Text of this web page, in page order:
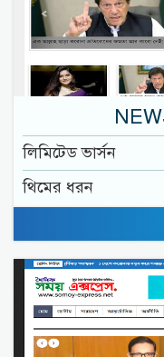
লিমিটেড ভার্সন
থিমের ধরন